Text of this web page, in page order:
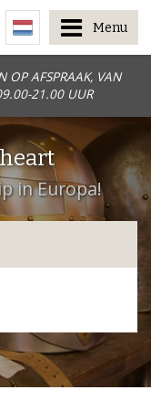
OP AFSPRAAK, VAN
21.00 UUR
Menu
in Europa!